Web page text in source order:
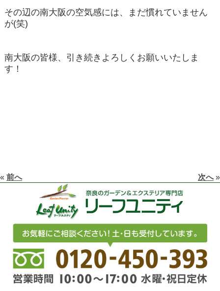
その辺の南大阪の空気感には、まだ慣れていません
が(笑)
南大阪の皆様、引き続きよろしくお願いいたしま
す！
« 前へ 次へ»